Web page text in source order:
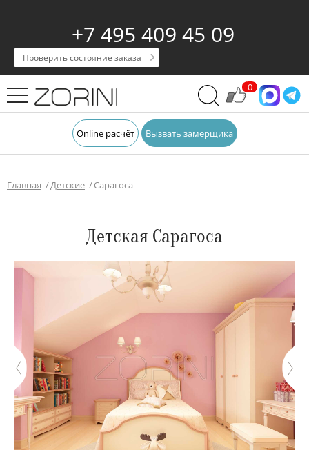
+7 495 409 45 09
Проверить состояние заказа
0
Online расчёт Вызвать замерщика
Главная Детские Сарагоса
Детская Сарагоса